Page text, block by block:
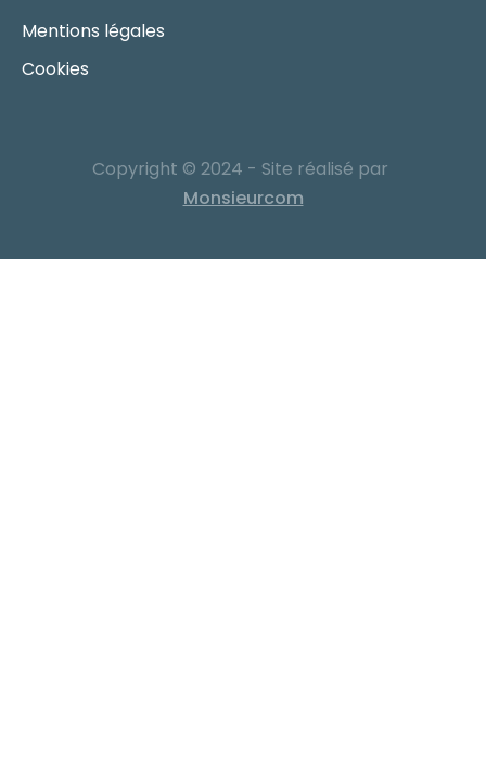
Mentions légales
Cookies
Copyright © 2024 - Site réalisé par
Monsieurcom